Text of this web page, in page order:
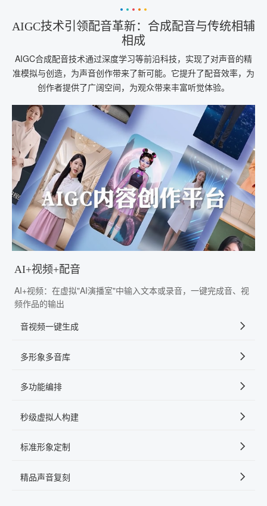
AIGC技术引领配音革新：合成配音与传统相辅
相成
AIGC合成配音技术通过深度学习等前沿科技，实现了对声音的精
准模拟与创造，为声音创作带来了新可能。它提升了配音效率，为
创作者提供了广阔空间，为观众带来丰富听觉体验。
AI+视频+配音
AI+视频：在虚拟"AI演播室"中输入文本或录音，一键完成音、视
频作品的输出
音视频一键生成
多形象多音库
多功能编排
秒级虚拟人构建
标准形象定制
精品声音复刻